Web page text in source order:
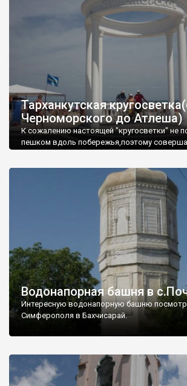
Тарханкутская
Черноморского до Атлеша)
К сожалению настоящей "кругосветки" не
пешком вдоль побережья,поэтому
Водонапорная башня в
Интересную водонапорную башню
Симферополя в Бахчисарай.